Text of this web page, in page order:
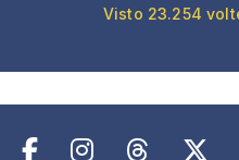
Visto 23.254